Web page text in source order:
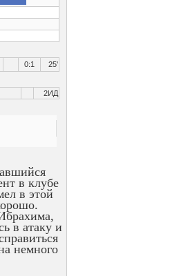
0:1 25'
2ИД
в клубе
в этой
в атаку и
немного